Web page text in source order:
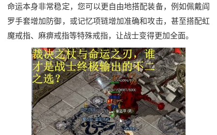
命运本身非常稳定，您可以更自由地搭配装备，例如佩戴阎
罗手套增加防御，或记忆项链增加准确和攻击，甚至搭配虹
魔戒指、麻痹戒指等特殊戒指，让战士变得更加全面。